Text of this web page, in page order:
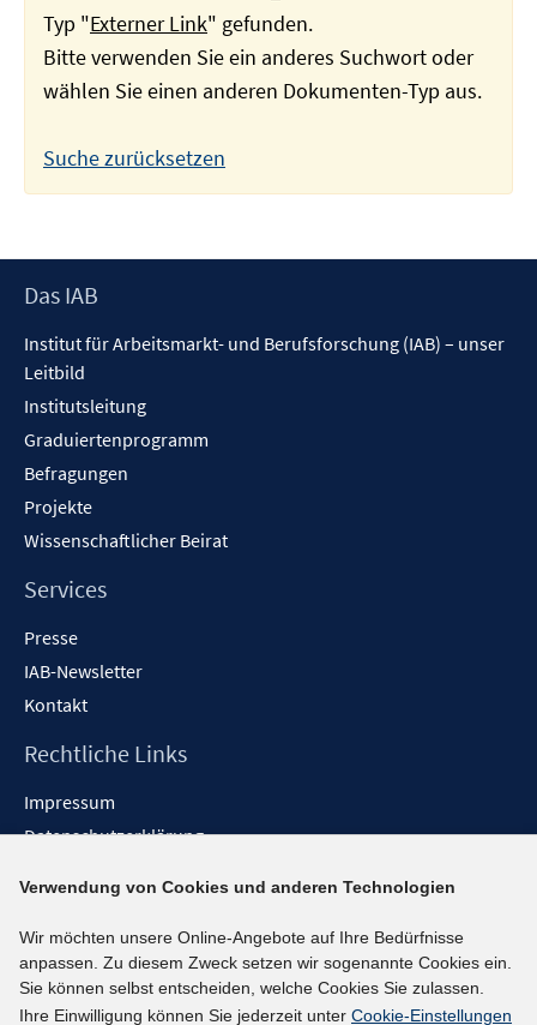
Typ "Externer Link" gefunden.
Bitte verwenden Sie ein anderes Suchwort oder
wählen Sie einen anderen Dokumenten-Typ aus.
Suche zurücksetzen
Footer
Das IAB
Institut für Arbeitsmarkt- und Berufsforschung (IAB) – unser
Leitbild
Institutsleitung
Graduiertenprogramm
Befragungen
Projekte
Wissenschaftlicher Beirat
Services
Presse
IAB-Newsletter
Kontakt
Rechtliche Links
Impressum
Datenschutzerklärung
Barrieren melden
Social-Media-Kanäle
BlueSky
Verwendung von Cookies und anderen Technologien
Wir möchten unsere Online-Angebote auf Ihre Bedürfnisse
anpassen. Zu diesem Zweck setzen wir sogenannte Cookies ein.
Sie können selbst entscheiden, welche Cookies Sie zulassen.
Ihre Einwilligung können Sie jederzeit unter Cookie-Einstellungen